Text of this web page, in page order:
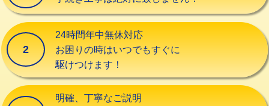
式・ワンホール）)
交換・取付(排水栓・排水トラップ
（P/S/ポップアップ））
交換・取付（その他部品）
持込商品取付（単水栓）
2
24時間年中無休対応
お困りの時はいつでもすぐに
駆けつけます！
明確、丁寧なご説明